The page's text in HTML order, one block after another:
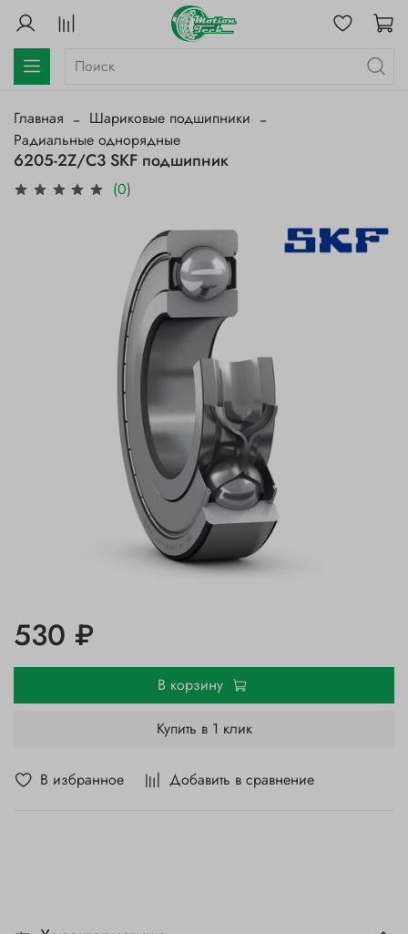
Главная
Шариковые подшипники
Радиальные однорядные
6205-2Z/C3 SKF подшипник
(0)
В избранное Добавить в сравнение
530 ₽
В корзину
Купить в 1 клик